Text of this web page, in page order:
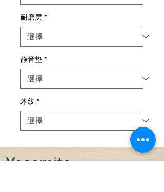
耐磨层 *
静音垫 *
木纹 *